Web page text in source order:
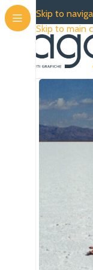
Skip to
Skip to main